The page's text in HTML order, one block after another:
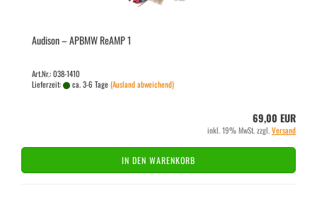
Audi­son – APBMW ReAMP 1
Art.Nr.: 038-1410
Lieferzeit:
ca. 3-6 Tage(Ausland abweichend)
69,00 EUR
inkl. 19% MwSt. zzgl.Versand
IN DEN WARENKORB